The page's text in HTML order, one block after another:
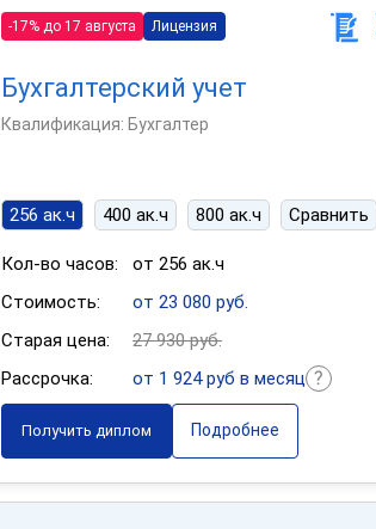
-17% до 17 августа Лицензия
Бухгалтерский учет
Квалификация: Бухгалтер
256 ак.ч 400 ак.ч 800 ак.ч Сравнить
Кол-во часов:
от 256 ак.ч
Стоимость:
от 23 080 руб.
Старая цена:
27 930 руб.
Рассрочка:
от 1 924 руб в месяц
Получить диплом Подробнее